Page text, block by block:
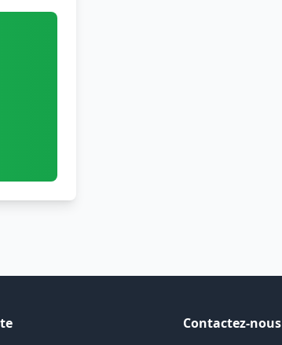
Contactez-nous